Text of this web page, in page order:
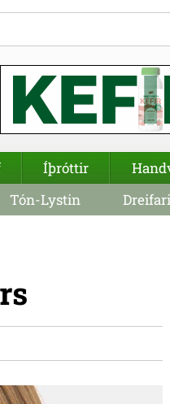
Íþróttir
Tón-Lystin